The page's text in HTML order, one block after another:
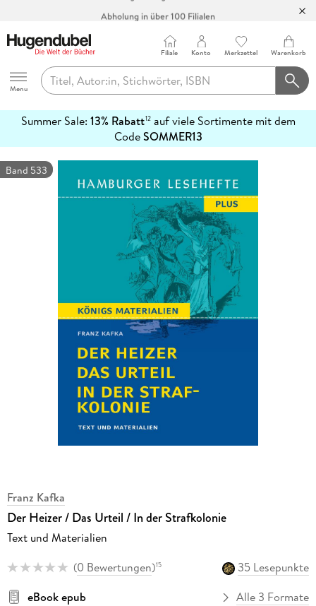
Abholung in über 100 Filialen
Hugendubel
Menu
Filiale Konto Merkzettel Warenkorb
Summer Sale: 13% Rabatt12auf viele Sortimente mit dem
CodeSOMMER13
erfahren
Band 533
Franz Kafka
Der Heizer / Das Urteil / In der Strafkolonie
Text und Materialien
(0 Bewertungen)15
35 Lesepunkte
eBook epub
Alle 3 Formate